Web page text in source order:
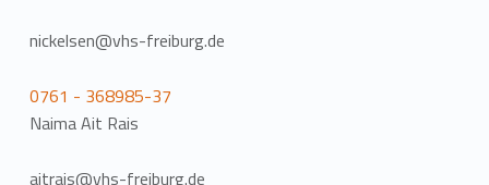
nickelsen@vhs-freiburg.de
0761 - 368985-37
Naima Ait Rais
aitrais@vhs-freiburg.de